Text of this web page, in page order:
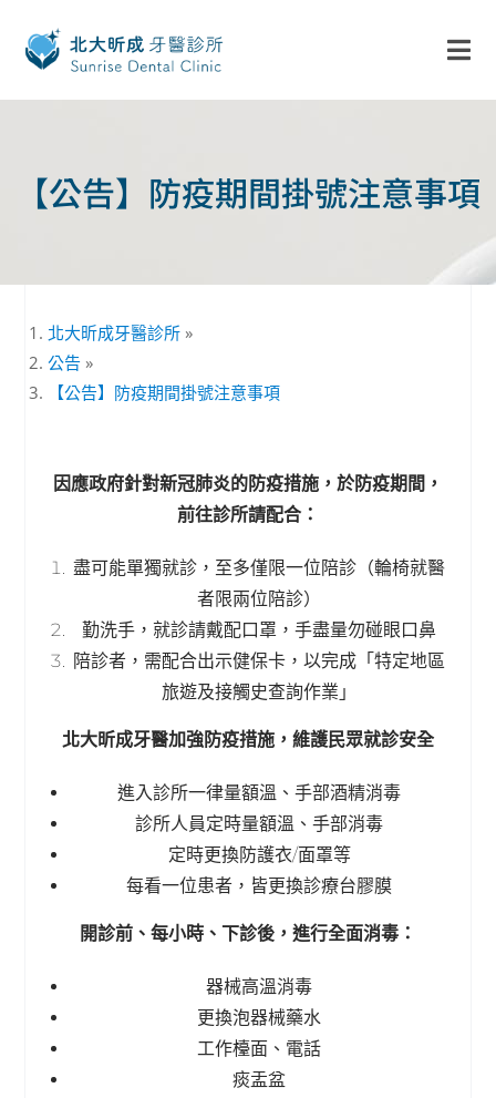
【公告】防疫期間掛號注意事項
北大昕成牙醫診所 »
公告 »
【公告】防疫期間掛號注意事項
因應政府針對新冠肺炎的防疫措施，於防疫期間，
前往診所請配合：
盡可能單獨就診，至多僅限一位陪診（輪椅就醫
者限兩位陪診）
勤洗手，就診請戴配口罩，手盡量勿碰眼口鼻
陪診者，需配合出示健保卡，以完成「特定地區
旅遊及接觸史查詢作業」
北大昕成牙醫加強防疫措施，維護民眾就診安全
進入診所一律量額溫、手部酒精消毒
診所人員定時量額溫、手部消毒
定時更換防護衣/面罩等
每看一位患者，皆更換診療台膠膜
開診前、每小時、下診後，進行全面消毒：
器械高溫消毒
更換泡器械藥水
工作檯面、電話
痰盂盆